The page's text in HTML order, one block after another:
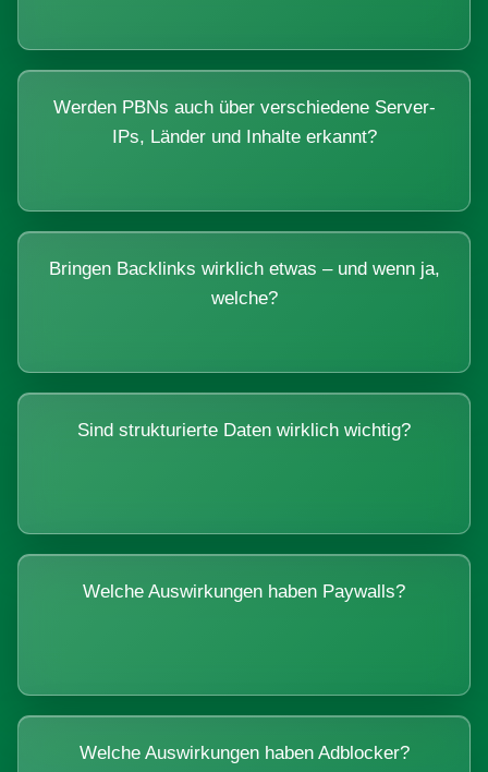
Werden PBNs auch über verschiedene Server-
IPs, Länder und Inhalte erkannt?
Bringen Backlinks wirklich etwas – und wenn ja,
welche?
Sind strukturierte Daten wirklich wichtig?
Welche Auswirkungen haben Paywalls?
Welche Auswirkungen haben Adblocker?